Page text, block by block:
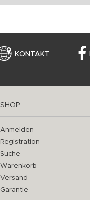
KONTAKT
SHOP
Anmelden
Registration
Suche
Warenkorb
Versand
Garantie